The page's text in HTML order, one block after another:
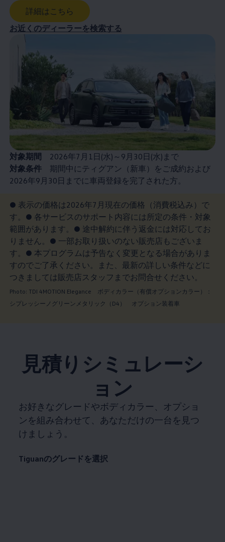
詳細はこちら
お近くのディーラーを検索する
対象期間 2026年7月1日(水)～9月30日(水)まで
対象条件期間中にティグアン（新車）をご成約および
2026年9月30日までに車両登録を完了された方。
● 表示の価格は2026年7月現在の価格（消費税込み）で
す。● 各サービスのサポート内容には所定の条件・対象
範囲があります。● 途中解約に伴う返金には対応してお
りません。● 一部お取り扱いのない販売店もございま
す。● 本プログラムは予告なく変更となる場合がありま
すのでご了承ください。また、最新の詳しい条件などに
つきましては販売店スタッフまでお問合せください。
Photo: TDI 4MOTION Elegance ボディカラー（有償オプションカラー）：
シプレッシーノグリーンメタリック（D4） オプション装着車
見積りシミュレーシ
ョン
お好きなグレードやボディカラー、オプショ
ンを組み合わせて、あなただけの一台を見つ
けましょう。
Tiguanのグレードを選択